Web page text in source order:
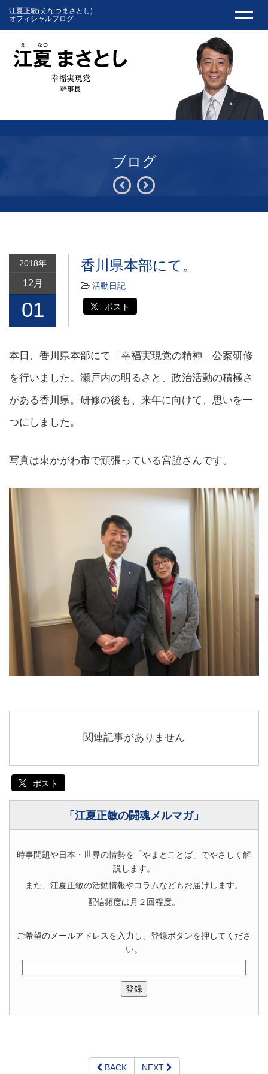
江夏正敏(えなつまさとし)
オフィシャルブログ
ブログ
2018年
12月
01
香川県本部にて。
活動日記
ポスト
本日、香川県本部にて「幸福実現党の精神」公案研修
を行いました。瀬戸内の明るさと、政治活動の積極さ
がある香川県。研修の後も、来年に向けて、思いを一
つにしました。
写真は東かがわ市で頑張っている宮脇さんです。
関連記事がありません
ポスト
「江夏正敏の闘魂メルマガ」
時事問題や日本・世界の情勢を「やまとことば」でやさしく解
説します。
また、江夏正敏の活動情報やコラムなどもお届けします。
配信頻度は月２回程度。
ご希望のメールアドレスを入力し、登録ボタンを押してくださ
い。
BACK NEXT